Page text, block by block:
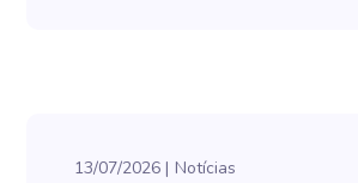
13/07/2026 Notícias